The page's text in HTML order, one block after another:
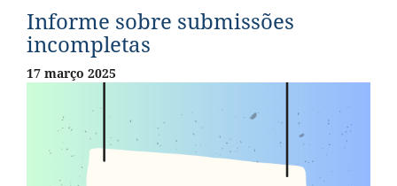
Informe sobre submissões
incompletas
17 março 2025